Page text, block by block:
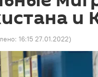
и
16:15 27.01.2022)